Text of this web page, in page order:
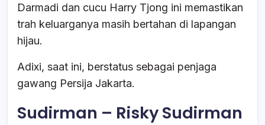
Darmadi dan cucu Harry Tjong ini memastikan
trah keluarganya masih bertahan di lapangan
hijau.
Adixi, saat ini, berstatus sebagai penjaga
gawang Persija Jakarta.
Sudirman – Risky Sudirman